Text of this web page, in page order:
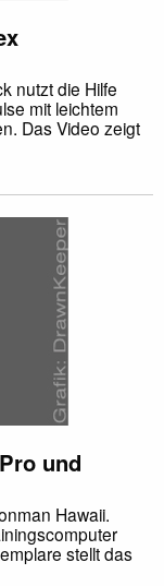
nutzt die Hilfe
mit leichtem
Das Video zeigt
und
Hawaii.
stellt das